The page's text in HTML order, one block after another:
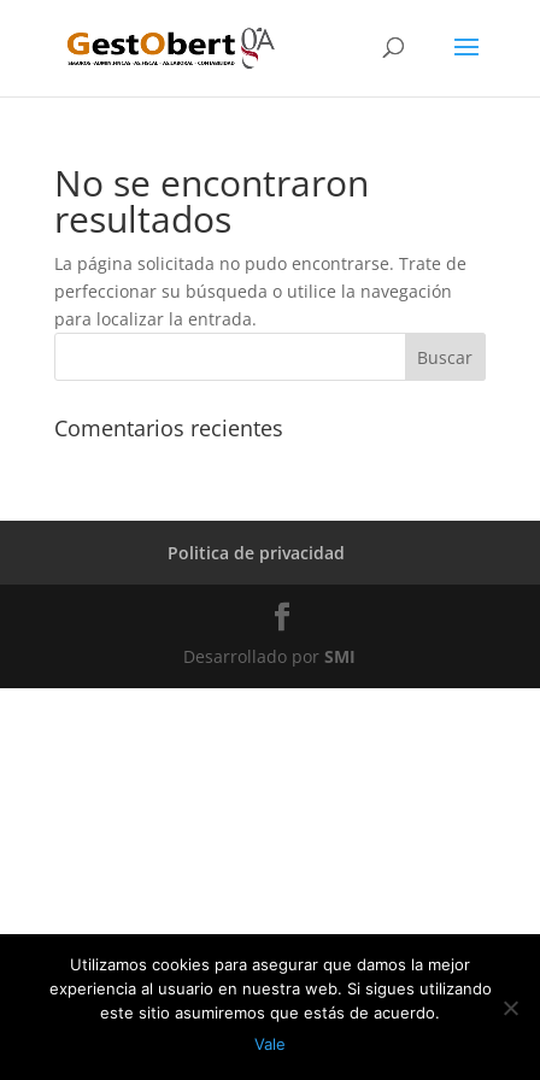
No se encontraron
resultados
La página solicitada no pudo encontrarse. Trate de
perfeccionar su búsqueda o utilice la navegación
para localizar la entrada.
Comentarios recientes
Politica de privacidad
Desarrollado porSMI
Utilizamos cookies para asegurar que damos la mejor
experiencia al usuario en nuestra web. Si sigues utilizando
este sitio asumiremos que estás de acuerdo.
Vale